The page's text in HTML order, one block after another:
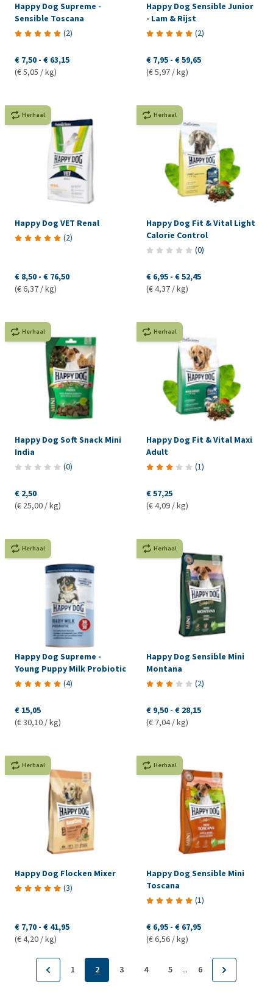
Happy Dog Supreme -
Sensible Toscana
(2)
€ 7,50 - € 63,15
(€ 5,05 / kg)
Happy Dog Sensible Junior
- Lam & Rijst
(2)
€ 7,95 - € 59,65
(€ 5,97 / kg)
Herhaal
Happy Dog VET Renal
(2)
€ 8,50 - € 76,50
(€ 6,37 / kg)
Herhaal
Happy Dog Fit & Vital Light
Calorie Control
(0)
€ 6,95 - € 52,45
(€ 4,37 / kg)
Herhaal
Happy Dog Soft Snack Mini
India
(0)
€ 2,50
(€ 25,00 / kg)
Herhaal
Happy Dog Fit & Vital Maxi
Adult
(1)
€ 57,25
(€ 4,09 / kg)
Herhaal
Happy Dog Supreme -
Young Puppy Milk Probiotic
(4)
€ 15,05
(€ 30,10 / kg)
Herhaal
Happy Dog Sensible Mini
Montana
(2)
€ 9,50 - € 28,15
(€ 7,04 / kg)
Herhaal
Happy Dog Flocken Mixer
(3)
€ 7,70 - € 41,95
(€ 4,20 / kg)
Herhaal
Happy Dog Sensible Mini
Toscana
(1)
€ 6,95 - € 67,95
(€ 6,56 / kg)
1 2 3 4 5 ... 6